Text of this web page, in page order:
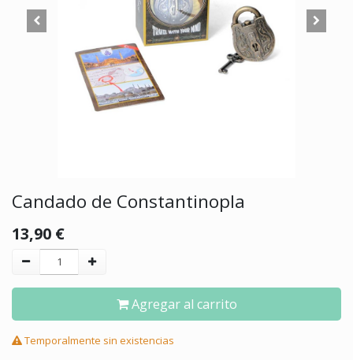
Candado de Constantinopla
13,90 €
Agregar al carrito
Temporalmente sin existencias